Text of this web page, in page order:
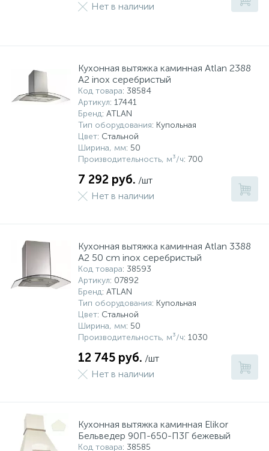
Нет в наличии
Кухонная вытяжка каминная Atlan 2388
A2 inox серебристый
Код товара: 38584
Артикул: 17441
Бренд: ATLAN
Тип оборудования: Купольная
Цвет: Стальной
Ширина, мм: 50
Производительность, м³/ч: 700
7 292 руб. /шт
Нет в наличии
Кухонная вытяжка каминная Atlan 3388
A2 50 cm inox серебристый
Код товара: 38593
Артикул: 07892
Бренд: ATLAN
Тип оборудования: Купольная
Цвет: Стальной
Ширина, мм: 50
Производительность, м³/ч: 1030
12 745 руб. /шт
Нет в наличии
Кухонная вытяжка каминная Elikor
Бельведер 90П-650-П3Г бежевый
Код товара: 38585